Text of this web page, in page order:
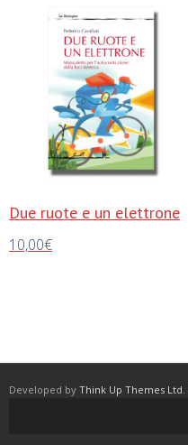
Due ruote e un elettrone
10,00€
Developed by Think Up Themes Ltd